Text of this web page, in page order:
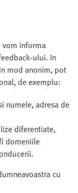
informa
ului. In
mod anonim, pot
de exemplu:
numele, adresa de
diferentiate,
domeniile
cu